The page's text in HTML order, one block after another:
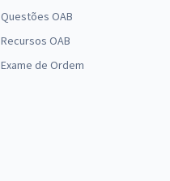
Questões OAB
Recursos OAB
Exame de Ordem